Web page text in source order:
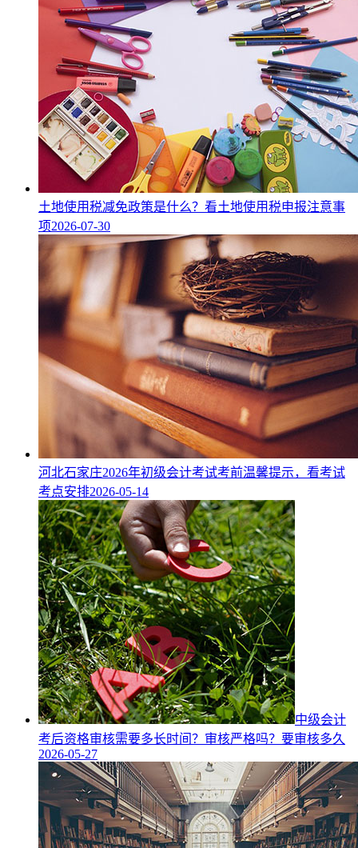
土地使用税减免政策是什么？看土地使用税申报注意事
项2026-07-30
河北石家庄2026年初级会计考试考前温馨提示，看考试
考点安排2026-05-14
中级会计
考后资格审核需要多长时间？审核严格吗？要审核多久
2026-05-27